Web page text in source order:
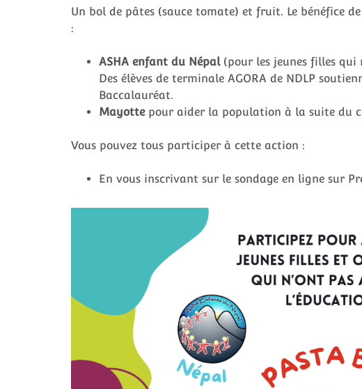
Un bol de pâtes (sauce tomate) et fruit. Le bénéfice
:
ASHA enfant du Népal(pour les jeunes filles qui
Des élèves de terminale AGORA de NDLP
Baccalauréat.
Mayottepour aider la population à la suite du
Vous pouvez tous participer à cette action :
En vous inscrivant sur le sondage en ligne sur